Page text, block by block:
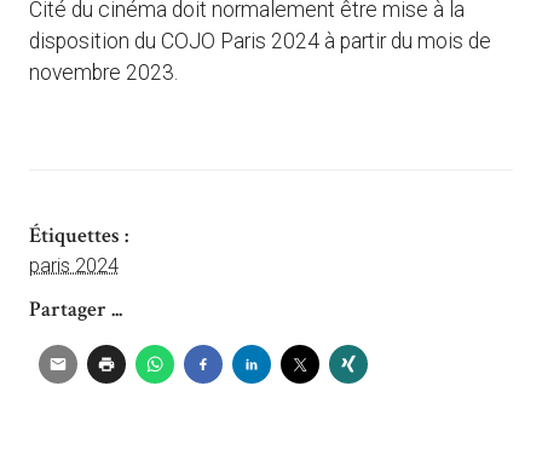
Cité du cinéma doit normalement être mise à la
disposition du COJO Paris 2024 à partir du mois de
novembre 2023.
Étiquettes :
paris 2024
Partager ...